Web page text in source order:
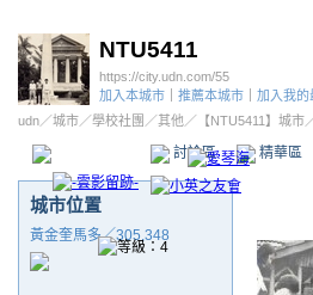
NTU5411
https://city.udn.com/55
加入本城市
推薦本城市 加入我的
udn／城市／學校社團 ／其他 ／ 【NTU5411】城市
討論區 精華區
城市位置
黃金奎馬多／305,348